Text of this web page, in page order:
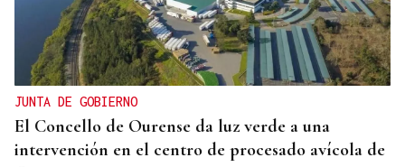
JUNTA DE GOBIERNO
El Concello de Ourense da luz verde a una
intervención en el centro de procesado avícola de